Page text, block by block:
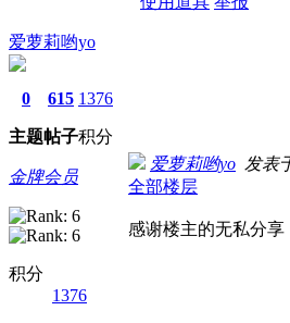
爱萝莉哟yo
0
主题
615
帖子
1376
积分
金牌会员
积分
1376
爱萝莉哟yo 发表
全部楼层
感谢楼主的无私分享